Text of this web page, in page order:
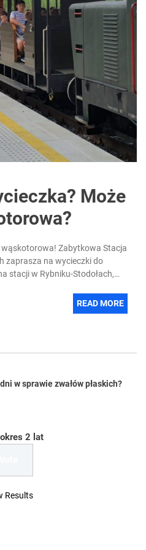
Może
wąskotorowa! Zabytkowa Stacja
zaprasza na wycieczki do
stacji w Rybniku-Stodołach,
READ MORE
w sprawie zwałów płaskich?
2 lat
Results